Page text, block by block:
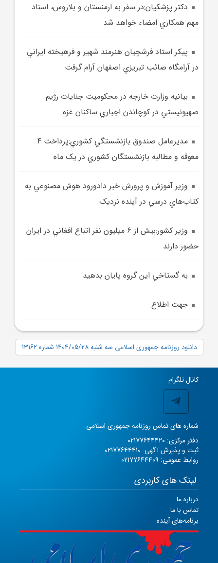
دکتر پزشکيان:در سفر به ارمنستان و بلاروس، اسناد
مهم همکاري امضاء خواهد شد
پيکر استاد فرشچيان هنرمند شهير و فرهيخته ايراني
در آرامگاه صائب تبريزي اصفهان آرام گرفت
بيانيه وزارت خارجه در محکوميت جنايات رژيم
صهيونيستي در کوچاندن اجباري ساکنان غزه
مديرعامل صندوق بازنشستگي کشوري:پرداخت 4
معوقه و مطالبه بازنشستگان کشوري در يک ماه
وزير آموزش و پرورش خبر دادورود هوش مصنوعي به
کتاب‌هاي درسي در آينده نزديک
وزير کشور:بيش از 6 ميليون نفر اتباع افغاني در ايران
حضور دارند
به گستاخي اين گروه پايان بدهيد
جهت اطلاع
دانلود روزنامه جمهوری اسلامی سه شنبه 1404/05/28 شماره 13162
کانال تلگرام
شماره های تماس روزنامه جمهوری اسلامی
دفتر مرکزی: 02177644420
ثبت و پذیرش آگهی: 02177644410
روابط عمومی: 02177644409
لینک های کاربردی
درباره ما
تماس با ما
برنامه‌های آینده